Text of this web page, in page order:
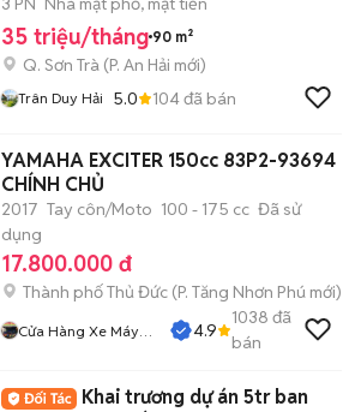
35 triệu/tháng 90 m²
Q. Sơn Trà (P. An Hải mới)
Trân Duy Hải 5.0 104đã bán
YAMAHA EXCITER 150cc 83P2-93694
CHÍNH CHỦ
2017 Tay côn/Moto 100 - 175 cc Đã sử
dụng
17.800.000 đ
Thành phố Thủ Đức (P. Tăng Nhơn Phú mới)
Cửa Hàng Xe Máy
4.9
1038 đã
bán
Khai trương dự án 5tr ban